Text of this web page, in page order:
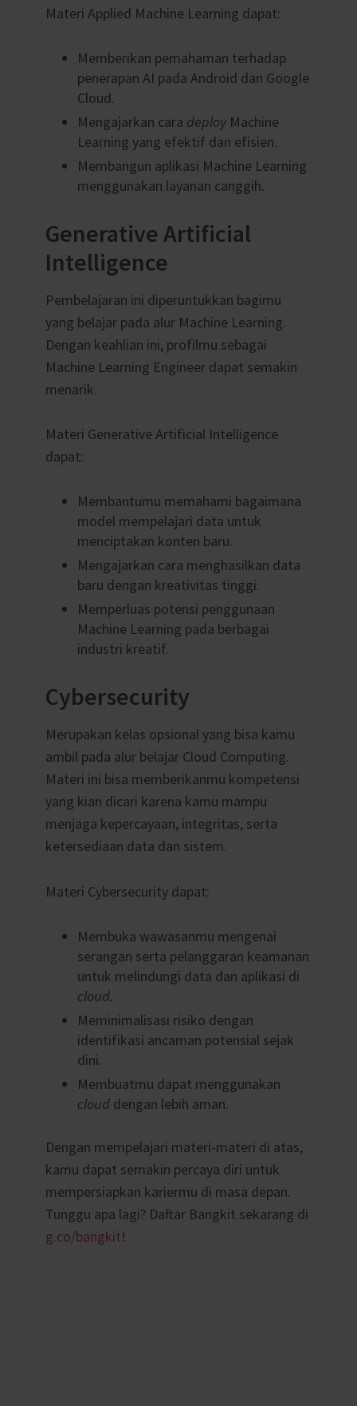
Materi Applied Machine Learning dapat:
Memberikan pemahaman terhadap
penerapan AI pada Android dan Google
Cloud.
Mengajarkan cara deployMachine
Learning yang efektif dan efisien.
Membangun aplikasi Machine Learning
menggunakan layanan canggih.
Generative Artificial
Intelligence
Pembelajaran ini diperuntukkan bagimu
yang belajar pada alur Machine Learning.
Dengan keahlian ini, profilmu sebagai
Machine Learning Engineer dapat semakin
menarik.
Materi Generative Artificial Intelligence
dapat:
Membantumu memahami bagaimana
model mempelajari data untuk
menciptakan konten baru.
Mengajarkan cara menghasilkan data
baru dengan kreativitas tinggi.
Memperluas potensi penggunaan
Machine Learning pada berbagai
industri kreatif.
Cybersecurity
Merupakan kelas opsional yang bisa kamu
ambil pada alur belajar Cloud Computing.
Materi ini bisa memberikanmu kompetensi
yang kian dicari karena kamu mampu
menjaga kepercayaan, integritas, serta
ketersediaan data dan sistem.
Materi Cybersecurity dapat:
Membuka wawasanmu mengenai
serangan serta pelanggaran keamanan
untuk melindungi data dan aplikasi di
cloud.
Meminimalisasi risiko dengan
identifikasi ancaman potensial sejak
dini.
Membuatmu dapat menggunakan
clouddengan lebih aman.
Dengan mempelajari materi-materi di atas,
kamu dapat semakin percaya diri untuk
mempersiapkan kariermu di masa depan.
Tunggu apa lagi? Daftar Bangkit sekarang di
g.co/bangkit!